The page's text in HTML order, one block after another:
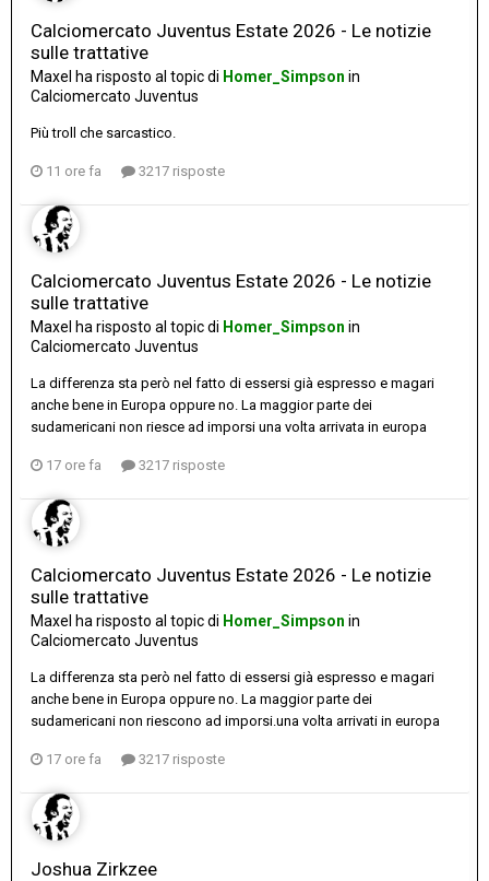
Calciomercato Juventus Estate 2026 - Le notizie
sulle trattative
Maxel ha risposto al topic di Homer_Simpson in
Calciomercato Juventus
Più troll che sarcastico.
11 ore fa 3217 risposte
Calciomercato Juventus Estate 2026 - Le notizie
sulle trattative
Maxel ha risposto al topic di Homer_Simpson in
Calciomercato Juventus
La differenza sta però nel fatto di essersi già espresso e magari
anche bene in Europa oppure no. La maggior parte dei
sudamericani non riesce ad imporsi una volta arrivata in europa
17 ore fa 3217 risposte
Calciomercato Juventus Estate 2026 - Le notizie
sulle trattative
Maxel ha risposto al topic di Homer_Simpson in
Calciomercato Juventus
La differenza sta però nel fatto di essersi già espresso e magari
anche bene in Europa oppure no. La maggior parte dei
sudamericani non riescono ad imporsi.una volta arrivati in europa
17 ore fa 3217 risposte
Joshua Zirkzee